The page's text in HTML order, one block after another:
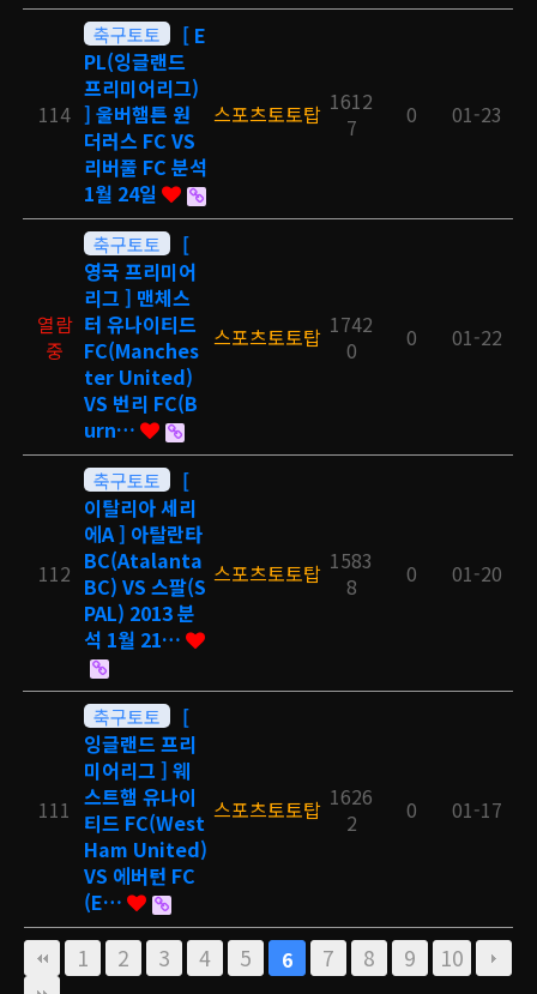
114
축구토토
[ E
PL(잉글랜드
프리미어리그)
] 울버햄튼 원
더러스 FC VS
리버풀 FC 분석
1월 24일
스포츠토토탑 1612
7
0 01-23
열람
중
축구토토
[
영국 프리미어
리그 ] 맨체스
터 유나이티드
FC(Manches
ter United)
VS 번리 FC(B
urn…
스포츠토토탑 1742
0
0 01-22
112
축구토토
[
이탈리아 세리
에A ] 아탈란타
BC(Atalanta
BC) VS 스팔(S
PAL) 2013 분
석 1월 21…
스포츠토토탑 1583
8
0 01-20
111
축구토토
[
잉글랜드 프리
미어리그 ] 웨
스트햄 유나이
티드 FC(West
Ham United)
VS 에버턴 FC
(E…
스포츠토토탑 1626
2
0 01-17
1 2 3 4 5 6 7 8 9 10